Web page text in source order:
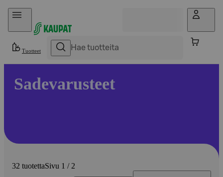
Hyppää sisältöön
Tuotteet
Sadevarusteet
32 tuotettaSivu 1 / 2